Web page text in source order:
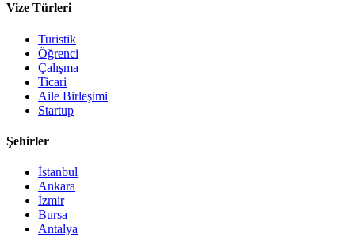
Vize Türleri
Turistik
Öğrenci
Çalışma
Ticari
Aile Birleşimi
Startup
Şehirler
İstanbul
Ankara
İzmir
Bursa
Antalya